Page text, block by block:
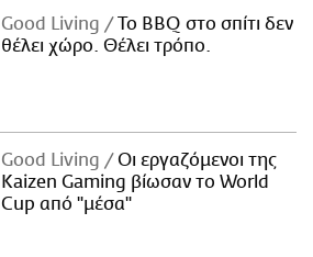
Good Living
Το BBQ στο σπίτι δεν
θέλει χώρο. Θέλει τρόπο.
Good Living
Οι εργαζόμενοι της
Kaizen Gaming βίωσαν το World
Cup από "μέσα"